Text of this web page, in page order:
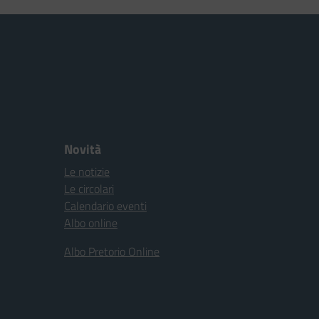
Novità
Le notizie
Le circolari
Calendario eventi
Albo online
Albo Pretorio Online